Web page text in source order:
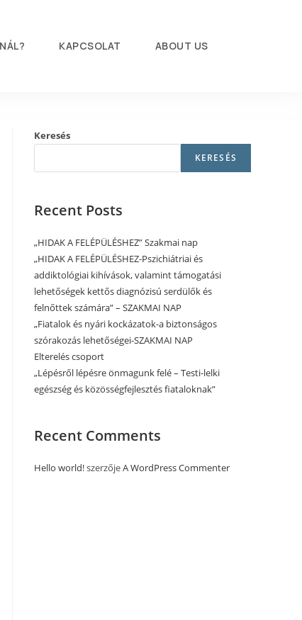
KAPCSOLAT ABOUT US
Keresés
KERESÉS
Recent Posts
„HIDAK A FELÉPÜLÉSHEZ” Szakmai nap
„HIDAK A FELÉPÜLÉSHEZ-Pszichiátriai és
addiktológiai kihívások, valamint támogatási
lehetőségek kettős diagnózisú serdülők és
felnőttek számára” – SZAKMAI NAP
„Fiatalok és nyári kockázatok-a biztonságos
szórakozás lehetőségei-SZAKMAI NAP
Elterelés csoport
„Lépésről lépésre önmagunk felé – Testi-lelki
egészség és közösségfejlesztés fiataloknak”
Recent Comments
Hello world!szerzőjeA WordPress Commenter